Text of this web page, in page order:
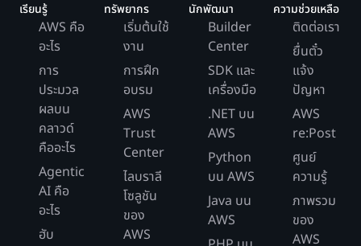
เรียนรู้
AWS คือ
อะไร
การ
ประมวล
ผลบน
คลาวด์
คืออะไร
Agentic
AI คือ
อะไร
ฮับ
ทรัพยากร
เริ่มต้นใช้
งาน
การฝึก
อบรม
AWS
Trust
Center
ไลบราลี
โซลูชัน
ของ
AWS
นักพัฒนา
Builder
Center
SDK และ
เครื่องมือ
.NET บน
AWS
Python
บน AWS
Java บน
AWS
ความช่วยเหลือ
ติดต่อเรา
ยื่นตั๋ว
แจ้ง
ปัญหา
AWS
re:Post
ศูนย์
ความรู้
ภาพรวม
ของ
AWS